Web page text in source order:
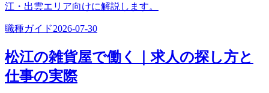
江・出雲エリア向けに解説します。
職種ガイド2026-07-30
松江の雑貨屋で働く｜求人の探し方と
仕事の実際